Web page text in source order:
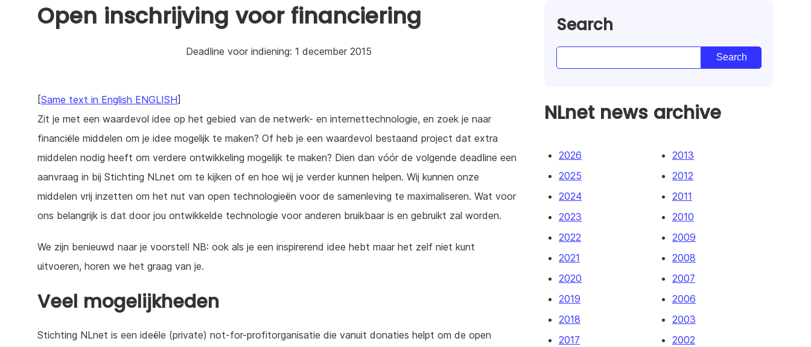
Open inschrijving voor financiering
Deadline voor indiening: 1 december 2015
[Same text in English ENGLISH]
Zit je met een waardevol idee op het gebied van de netwerk- en internettechnologie, en zoek je naar
financiële middelen om je idee mogelijk te maken? Of heb je een waardevol bestaand project dat extra
middelen nodig heeft om verdere ontwikkeling mogelijk te maken? Dien dan vóór de volgende deadline een
aanvraag in bij Stichting NLnet om te kijken of en hoe wij je verder kunnen helpen. Wij kunnen onze
middelen vrij inzetten om het nut van open technologieën voor de samenleving te maximaliseren. Wat voor
ons belangrijk is dat door jou ontwikkelde technologie voor anderen bruikbaar is en gebruikt zal worden.
We zijn benieuwd naar je voorstel! NB: ook als je een inspirerend idee hebt maar het zelf niet kunt
uitvoeren, horen we het graag van je.
Veel mogelijkheden
Stichting NLnet is een ideële (private) not-for-profitorganisatie die vanuit donaties helpt om de open
Search
NLnet news archive
2026
2025
2024
2023
2022
2021
2020
2019
2018
2017
2013
2012
2011
2010
2009
2008
2007
2006
2003
2002